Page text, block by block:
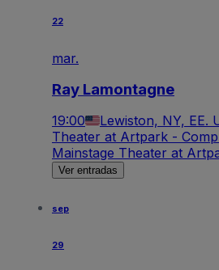
22
mar.
Ray Lamontagne
19:00 Lewiston, NY, EE.
Theater at Artpark -
Mainstage Theater at
Ver entradas
sep
29